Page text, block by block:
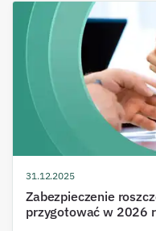
31.12.2025
Zabezpieczenie
przygotować w 2026